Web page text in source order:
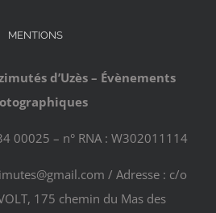
MENTIONS
d’Uzès – Évènements
00025 – n° RNA : W302011114
/ Adresse : c/o
175 chemin du Mas des